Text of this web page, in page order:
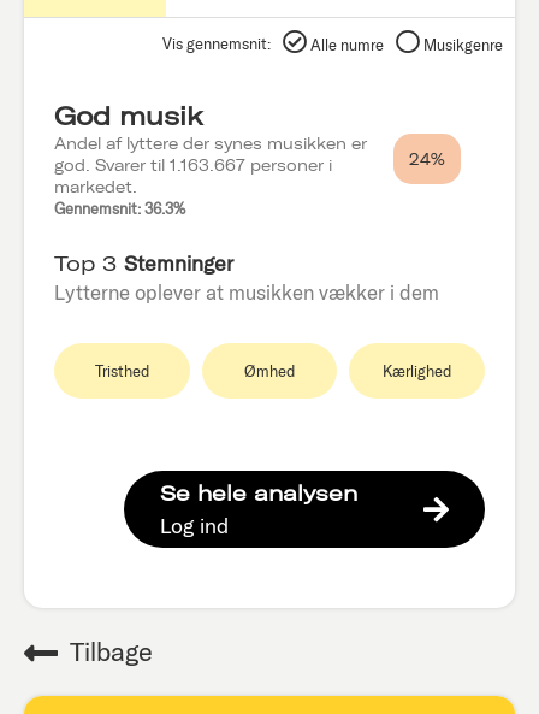
Vis gennemsnit: Alle numre Musikgenre
God musik
Andel af lyttere der synes musikken er
god. Svarer til 1.163.667 personer i
markedet.
Gennemsnit: 36.3%
24%
Top 3 Stemninger
Lytterne oplever at musikken vækker i dem
Tristhed Ømhed Kærlighed
Se hele analysen
Log ind
Tilbage